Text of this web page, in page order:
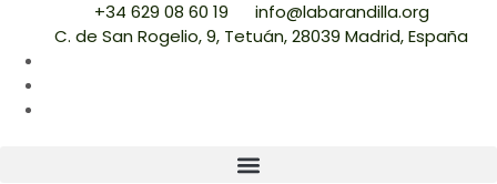
+34 629 08 60 19
info@labarandilla.org
C. de San Rogelio, 9, Tetuán, 28039 Madrid, España